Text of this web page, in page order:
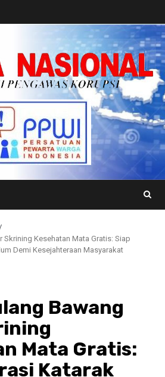
Skrining Kesehatan Mata Gratis: Siap
Demi Kesejahteraan Masyarakat
Bawang
Mata Gratis:
Katarak